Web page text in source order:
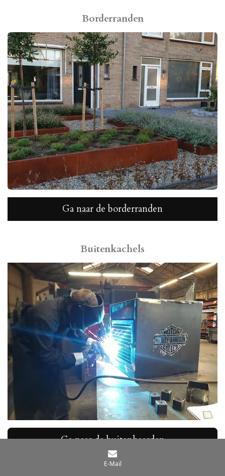
Borderranden
Ga naar de borderranden
Buitenkachels
Ga naar de buitenhaarden
E-Mail